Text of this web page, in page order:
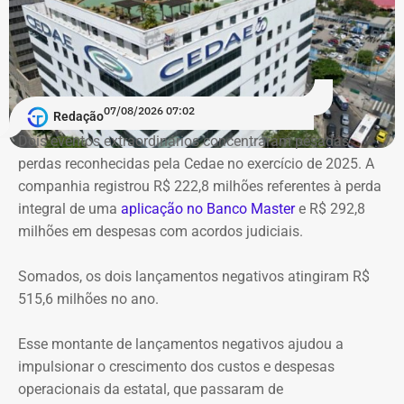
Sala principal de cinema e teatro com restauro dos
camarotes, palco, sancas de iluminação e forro acústico
originais;
Salas multiúso e de projeção secundárias no mezanino para
palestras, seminários e cineclube;
Espaços de formação: salas de cursos, oficinas de dança,
estúdios de edição de áudio e vídeo e centro de TI;
Áreas de convivência: biblioteca, museu digital, cafeteria e
reurbanização do entorno com praça e teatro de arena.
publicação do decreto consolida uma antiga reivindicação
pela preservação do Cine Vaz Lobo. Criado em 2010 por
Vaz Lobo – Preservação, Cultura e Memória (MCVL) e no
Instituto Histórico e Geográfico da Baixada de Irajá (IHGBI), o
grupo reúne uma série de conquistas importantes em
Redação07/08/2026 07:02
Dois eventos extraordinários concentraram pesadas
perdas reconhecidas pela Cedae no exercício de 2025. A
companhia registrou R$ 222,8 milhões referentes à perda
integral de uma aplicação no Banco Mastere R$ 292,8
milhões em despesas com acordos judiciais.
Somados, os dois lançamentos negativos atingiram R$
515,6 milhões no ano.
Esse montante de lançamentos negativos ajudou a
impulsionar o crescimento dos custos e despesas
operacionais da estatal, que passaram de